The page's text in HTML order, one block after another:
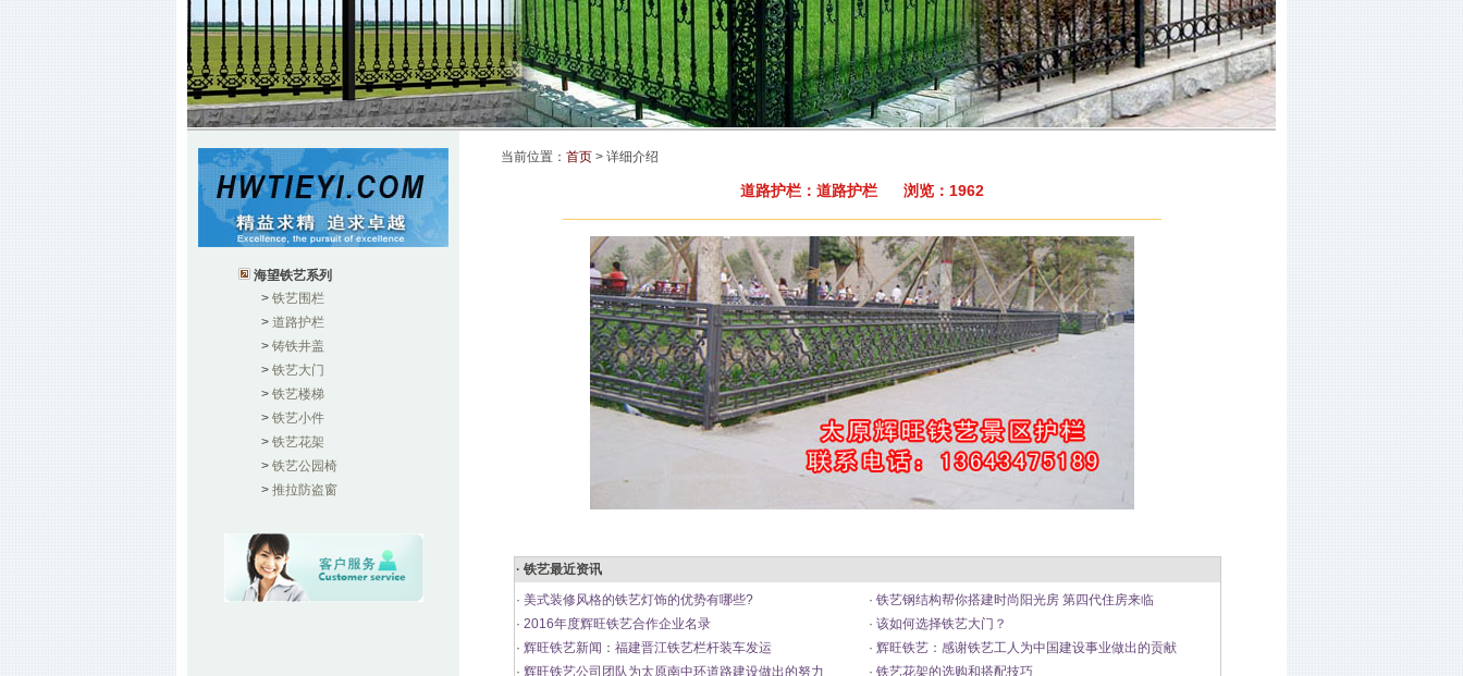
海望铁艺系列
> 铁艺围栏
> 道路护栏
> 铸铁井盖
> 铁艺大门
> 铁艺楼梯
> 铁艺小件
> 铁艺花架
> 铁艺公园椅
> 推拉防盗窗
当前位置： 首页 > 详细介绍
道路护栏：道路护栏 浏览：1962
· 铁艺最近资讯
· 美式装修风格的铁艺灯饰的优势有哪些? · 铁艺钢结构帮你搭建时尚阳光房 第四代住房来临
· 2016年度辉旺铁艺合作企业名录 · 该如何选择铁艺大门？
· 辉旺铁艺新闻：福建晋江铁艺栏杆装车发运 · 辉旺铁艺：感谢铁艺工人为中国建设事业做出的贡献
· 辉旺铁艺公司团队为太原南中环道路建设做出的努力 · 铁艺花架的选购和搭配技巧